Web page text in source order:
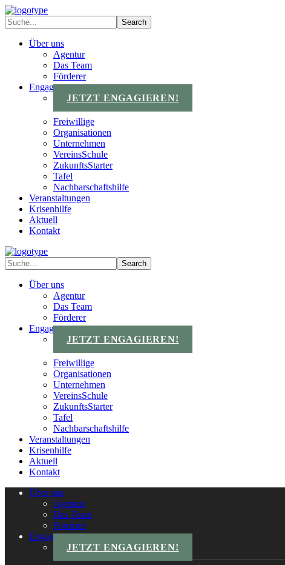
Über uns
Agentur
Das Team
Förderer
Engagements
JETZT ENGAGIEREN!
Freiwillige
Organisationen
Unternehmen
VereinsSchule
ZukunftsStarter
Tafel
Nachbarschaftshilfe
Veranstaltungen
Krisenhilfe
Aktuell
Kontakt
Über uns
Agentur
Das Team
Förderer
Engagements
JETZT ENGAGIEREN!
Freiwillige
Organisationen
Unternehmen
VereinsSchule
ZukunftsStarter
Tafel
Nachbarschaftshilfe
Veranstaltungen
Krisenhilfe
Aktuell
Kontakt
Über uns
Agentur
Das Team
Förderer
Engagements
JETZT ENGAGIEREN!